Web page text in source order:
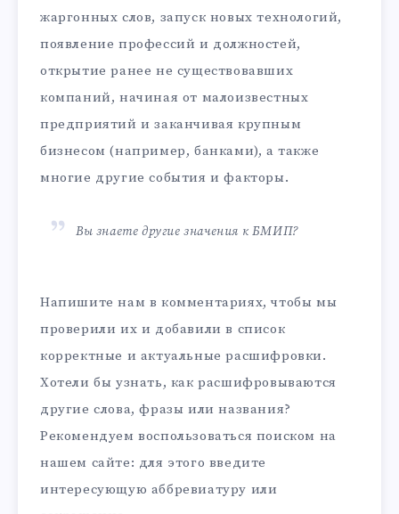
жаргонных слов, запуск новых технологий,
появление профессий и должностей,
открытие ранее не существовавших
компаний, начиная от малоизвестных
предприятий и заканчивая крупным
бизнесом (например, банками), а также
многие другие события и факторы.
Вы знаете другие значения к БМИП?
Напишите нам в комментариях, чтобы мы
проверили их и добавили в список
корректные и актуальные расшифровки.
Хотели бы узнать, как расшифровываются
другие слова, фразы или названия?
Рекомендуем воспользоваться поиском на
нашем сайте: для этого введите
интересующую аббревиатуру или